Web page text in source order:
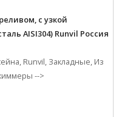
с узкой
AISI304) Runvil Россия
Runvil, Закладные, Из
-->